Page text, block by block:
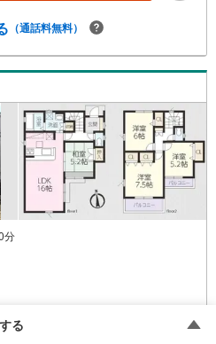
送迎サービス』実施しております！■
ティ、大型個室ブース4部屋、各ブー
ります！
（通話料無料）
分
る